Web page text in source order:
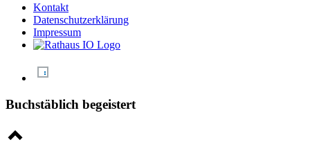
Kontakt
Datenschutzerklärung
Impressum
Buchstäblich begeistert